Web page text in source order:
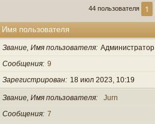
44 пользователя 1
Имя пользователя
Звание, Имя пользователя Администратор
Сообщения 9
Зарегистрирован
18 июл 2023, 10:19
Звание, Имя пользователя
Jurn
Сообщения 7